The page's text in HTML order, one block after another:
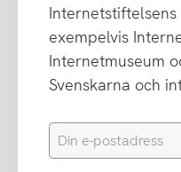
exempelvis
Internetmuseum
Svenskarna och
Din
e-